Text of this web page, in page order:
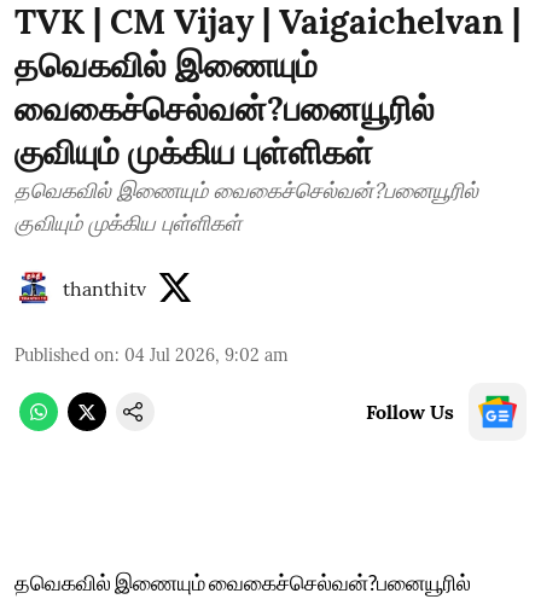
TVK | CM Vijay | Vaigaichelvan |
தவெகவில் இணையும்
வைகைச்செல்வன்?பனையூரில்
குவியும் முக்கிய புள்ளிகள்
தவெகவில் இணையும் வைகைச்செல்வன்?பனையூரில்
குவியும் முக்கிய புள்ளிகள்
thanthitv
Published on: 04 Jul 2026, 9:02 am
Follow Us
தவெகவில் இணையும் வைகைச்செல்வன்?பனையூரில்